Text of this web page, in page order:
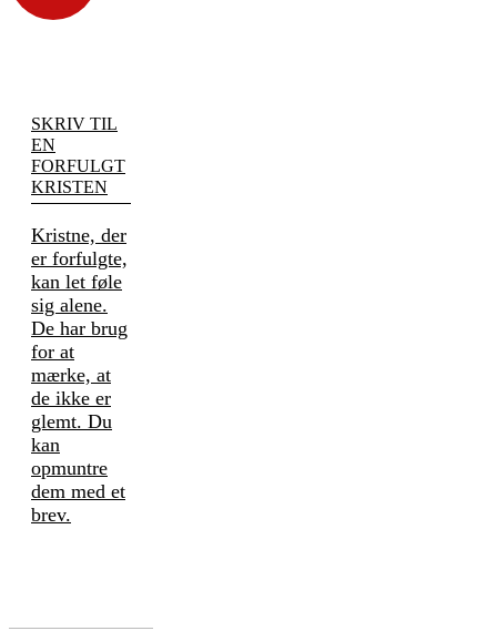
SKRIV TIL
EN
FORFULGT
KRISTEN
Kristne, der
er forfulgte,
kan let føle
sig alene.
De har brug
for at
mærke, at
de ikke er
glemt. Du
kan
opmuntre
dem med et
brev.